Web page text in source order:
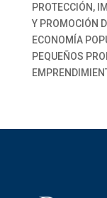
PROTECCIÓN,
Y PROMOCIÓN
ECONOMÍA
PEQUEÑOS